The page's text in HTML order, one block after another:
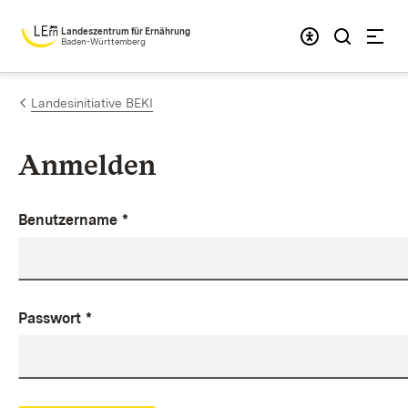
Zum Inhalt springen
Landeszentrum für Ernährung
Baden-Württemberg
Landesinitiative BEKI
Anmelden
Benutzername *
Passwort *